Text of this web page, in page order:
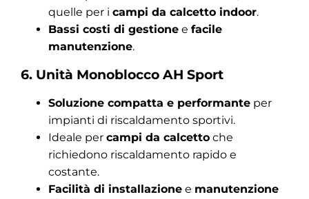
quelle per i campi da calcetto indoor.
Bassi costi di gestionee facile
manutenzione.
6. Unità Monoblocco AH Sport
Soluzione compatta e performanteper
impianti di riscaldamento sportivi.
Ideale per campi da calcettoche
richiedono riscaldamento rapido e
costante.
Facilità di installazionee manutenzione